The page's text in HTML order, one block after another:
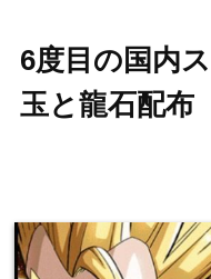
6度目の国内
玉と龍石配布